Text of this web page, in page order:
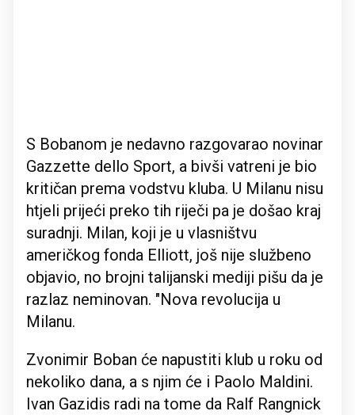
S Bobanom je nedavno razgovarao novinar
Gazzette dello Sport, a bivši vatreni je bio
kritičan prema vodstvu kluba. U Milanu nisu
htjeli prijeći preko tih riječi pa je došao kraj
suradnji. Milan, koji je u vlasništvu
američkog fonda Elliott, još nije službeno
objavio, no brojni talijanski mediji pišu da je
razlaz neminovan. "Nova revolucija u
Milanu.
Zvonimir Boban će napustiti klub u roku od
nekoliko dana, a s njim će i Paolo Maldini.
Ivan Gazidis radi na tome da Ralf Rangnick